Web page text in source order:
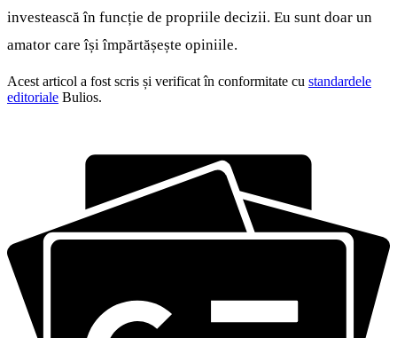
investească în funcție de propriile decizii. Eu sunt doar un
amator care își împărtășește opiniile.
Acest articol a fost scris și verificat în conformitate cu standardele
editoriale Bulios.